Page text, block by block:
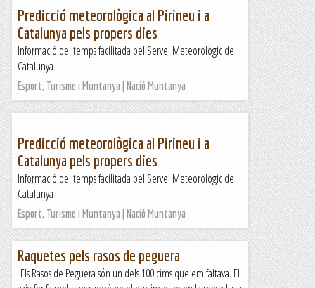
Predicció meteorològica al Pirineu i a
Catalunya pels propers dies
Informació del temps facilitada pel Servei Meteorològic de
Catalunya
Esport, Turisme i Muntanya | Nació Muntanya
Predicció meteorològica al Pirineu i a
Catalunya pels propers dies
Informació del temps facilitada pel Servei Meteorològic de
Catalunya
Esport, Turisme i Muntanya | Nació Muntanya
Raquetes pels rasos de peguera
Els Rasos de Peguera són un dels 100 cims que em faltava. El